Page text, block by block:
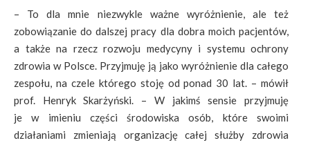
– To dla mnie niezwykle ważne wyróżnienie, ale też
zobowiązanie do dalszej pracy dla dobra moich pacjentów,
a także na rzecz rozwoju medycyny i systemu ochrony
zdrowia w Polsce. Przyjmuję ją jako wyróżnienie dla całego
zespołu, na czele którego stoję od ponad 30 lat. – mówił
prof. Henryk Skarżyński. – W jakimś sensie przyjmuję
je w imieniu części środowiska osób, które swoimi
działaniami zmieniają organizację całej służby zdrowia